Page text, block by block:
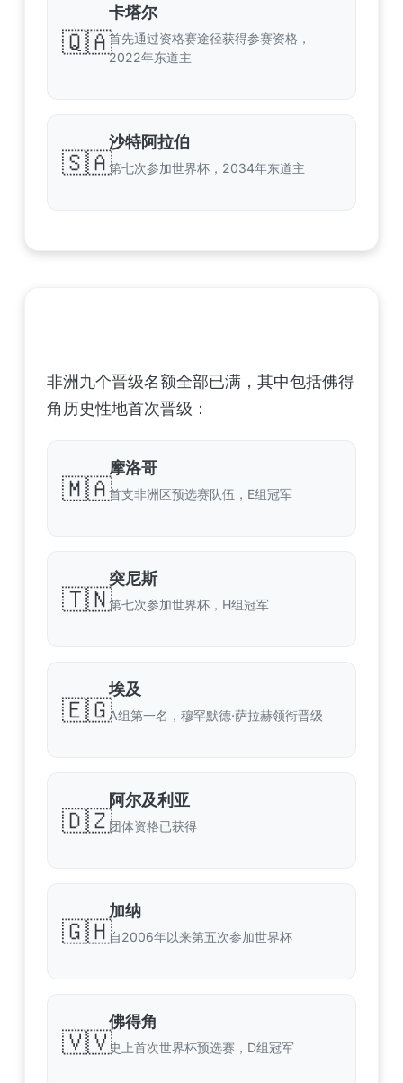
🇶🇦
卡塔尔
首先通过资格赛途径获得参赛资格，
2022年东道主
🇸🇦
沙特阿拉伯
第七次参加世界杯，2034年东道主
非洲九个晋级名额全部已满，其中包括佛得
角历史性地首次晋级：
🇲🇦
摩洛哥
首支非洲区预选赛队伍，E组冠军
🇹🇳
突尼斯
第七次参加世界杯，H组冠军
🇪🇬
埃及
A组第一名，穆罕默德·萨拉赫领衔晋级
🇩🇿
阿尔及利亚
团体资格已获得
🇬🇭
加纳
自2006年以来第五次参加世界杯
🇻🇻
佛得角
史上首次世界杯预选赛，D组冠军